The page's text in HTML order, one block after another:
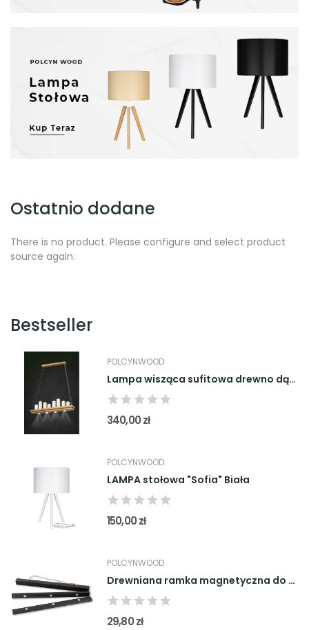
150,00 zł
325,00 zł
Ostatnio dodane
There is no product. Please configure and select product
source again.
Bestseller
POLCYNWOOD
Lampa wisząca sufitowa drewno dąb Vintage Werona
340,00 zł
POLCYNWOOD
LAMPA stołowa "Sofia" Biała
150,00 zł
POLCYNWOOD
Drewniana ramka magnetyczna do obrazów, zdjęć,...
29,80 zł